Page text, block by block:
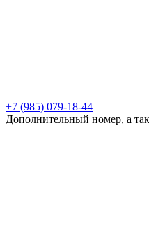
+7 (985) 079-18-44
Дополнительный номер, а